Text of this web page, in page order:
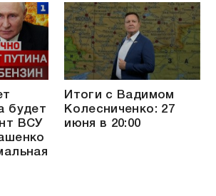
будет
ВСУ
Итоги с Вадимом
Колесниченко: 27
июня в 20:00